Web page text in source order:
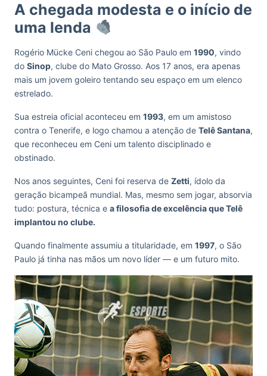
A chegada modesta e o início de
uma lenda
Rogério Mücke Ceni chegou ao São Paulo em 1990, vindo
do Sinop, clube do Mato Grosso. Aos 17 anos, era apenas
mais um jovem goleiro tentando seu espaço em um elenco
estrelado.
Sua estreia oficial aconteceu em 1993, em um amistoso
contra o Tenerife, e logo chamou a atenção de Telê Santana,
que reconheceu em Ceni um talento disciplinado e
obstinado.
Nos anos seguintes, Ceni foi reserva de Zetti, ídolo da
geração bicampeã mundial. Mas, mesmo sem jogar, absorvia
tudo: postura, técnica e a filosofia de excelência que Telê
implantou no clube.
Quando finalmente assumiu a titularidade, em 1997, o São
Paulo já tinha nas mãos um novo líder — e um futuro mito.